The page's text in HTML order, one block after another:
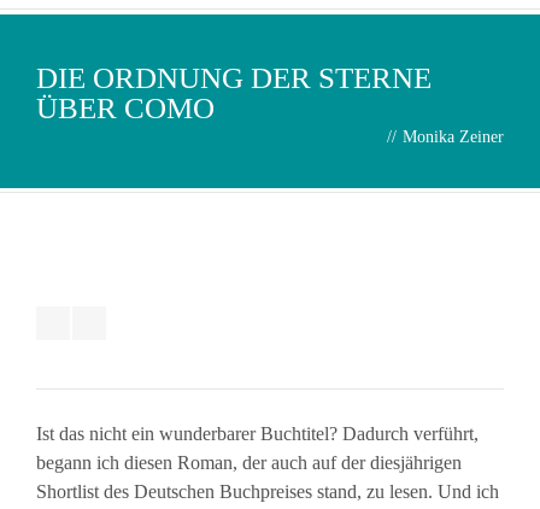
DIE ORDNUNG DER STERNE
ÜBER COMO
// Monika Zeiner
Ist das nicht ein wunderbarer Buchtitel? Dadurch verführt,
begann ich diesen Roman, der auch auf der diesjährigen
Shortlist des Deutschen Buchpreises stand, zu lesen. Und ich